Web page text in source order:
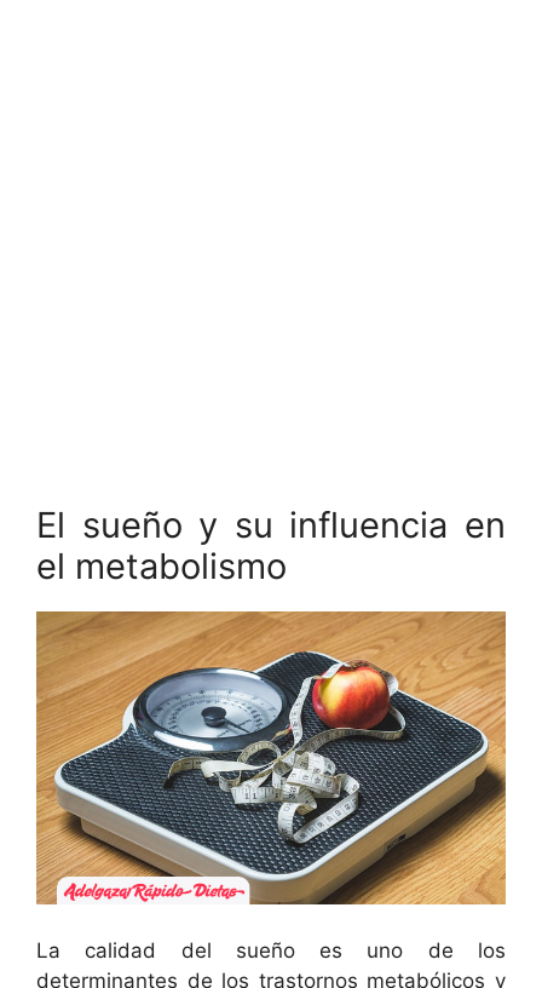
El sueño y su influencia en
el metabolismo
La calidad del sueño es uno de los
determinantes de los trastornos metabólicos y